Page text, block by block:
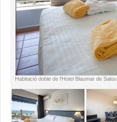
Habitació doble de l'Hotel Blaumar de Salou